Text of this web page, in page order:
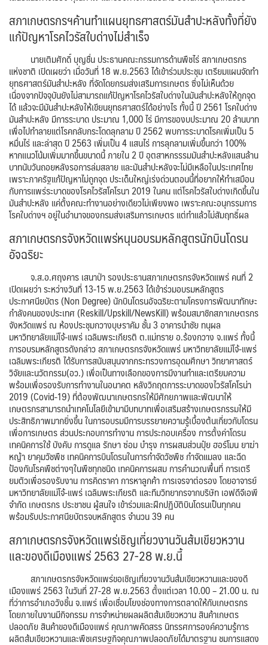
สภาเกษตรกรฯค้านทำแผนยุทธศาสตร์มันสำปะหลังทั้งที่ยัง
แก้ปัญหาโรคไวรัสใบด่างไม่สำเร็จ
นายเติมศักดิ์ บุญชื่น ประธานคณะกรรมการด้านพืชไร่ สภาเกษตรกร
แห่งชาติ เปิดเผยว่า เมื่อวันที่ 18 พ.ย.2563 ได้เข้าร่วมประชุม เตรียมแผนจัดทำ
ยุทธศาสตร์มันสำปะหลัง ที่จัดโดยกรมส่งเสริมการเกษตร ซึ่งไม่เห็นด้วย
เนื่องจากปัจจุบันยังไม่สามารถแก้ปัญหาโรคไวรัสใบด่างในมันสำปะหลังให้ถูกจุด
ได้ แล้วจะมีมันสำปะหลังให้เขียนยุทธศาสตร์ได้อย่างไร ทั้งนี้ ปี 2561 โรคใบด่าง
มันสำปะหลัง มีการระบาด ประมาณ 1,000 ไร่ มีการของบประมาณ 20 ล้านบาท
เพื่อไปทำลายแต่โรคกลับกระโดดลุกลาม ปี 2562 พบการระบาดโรคเพิ่มเป็น 5
หมื่นไร่ และล่าสุด ปี 2563 เพิ่มเป็น 4 แสนไร่ การลุกลามเพิ่มขึ้นกว่า 100%
หากแนวโน้มเพิ่มมากขึ้นขนาดนี้ ภายใน 2 ปี อุตสาหกรรรมมันสำปะหลังแสนล้าน
บาทนับวันถอยหลังรอการล่มสลาย และมันสำปะหลังจะไม่มีเหลือในประเทศไทย
เพราะภาครัฐแก้ปัญหาไม่ถูกจุด ประเด็นใหญ่เร่งด่วนตอนนี้ที่อยากให้ทำเสมือน
กับการแพร่ระบาดของโรคไวรัสโคโรนา 2019 ในคน แต่โรคไวรัสใบด่างเกิดขึ้นใน
มันสำปะหลัง แค่ตั้งคณะทำงานอย่างเดียวไม่เพียงพอ เพราะคณะอนุกรรมการ
โรคใบด่างฯ อยู่ในอำนาจของกรมส่งเสริมการเกษตร แต่ทำแล้วไม่สัมฤทธิ์ผล
สภาเกษตรกรจังหวัดแพร่หนุนอบรมหลักสูตรนักบินโดรน
อัจฉริยะ
จ.ส.อ.ศฤงคาร เสนาป่า รองประธานสภาเกษตรกรจังหวัดแพร่ คนที่ 2
เปิดเผยว่า ระหว่างวันที่ 13-15 พ.ย.2563 ได้เข้าร่วมอบรมหลักสูตร
ประกาศนียบัตร (Non Degree) นักบินโดรนอัจฉริยะตามโครงการพัฒนาทักษะ
กำลังคนของประเทศ (Reskill/Upskill/NewsKill) พร้อมสมาชิกสภาเกษตรกร
จังหวัดแพร่ ณ ห้องประชุมกวางบุษราคัม ชั้น 3 อาคารนำชัย ทนุผล
มหาวิทยาลัยแม่โจ้-แพร่ เฉลิมพระเกียรติ ต.แม่ทราย อ.ร้องกวาง จ.แพร่ ทั้งนี้
การอบรมหลักสูตรดังกล่าว สภาเกษตรกรจังหวัดแพร่ มหาวิทยาลัยแม่โจ้-แพร่
เฉลิมพระเกียรติ ได้รับการสนับสนุนจากกระทรวงการอุดมศึกษา วิทยาศาสตร์
วิจัยและนวัตกรรม(อว.) เพื่อเป็นทางเลือกของการมีงานทำและเตรียมความ
พร้อมเพื่อรองรับการทำงานในอนาคต หลังวิกฤตการระบาดของไวรัสโคโรน่า
2019 (Covid-19) ที่ต้องพัฒนาเกษตรกรให้มีศักยภาพและพัฒนาให้
เกษตรกรสามารถนำเทคโนโลยีเข้ามามีบทบาทเพื่อเสริมสร้างเกษตรกรรมให้มี
ประสิทธิภาพมากยิ่งขึ้น ในการอบรมมีการบรรยายความรู้เบื้องต้นเกี่ยวกับโดรน
เพื่อการเกษตร ส่วนประกอบการทำงาน การประกอบเครื่อง การตั้งค่าโดรน
เทคนิคการใช้ บังคับ การดูแล รักษา ซ่อม บำรุง การผสมส่วนปุ๋ย ฮอร์โมน ยาฆ่า
หญ้า ยาคุมวัชพืช เทคนิคการบินโดรนในการกำจัดวัชพืช กำจัดแมลง และฉีด
ป้องกันโรคพืชต่างๆในพืชทุกชนิด เทคนิคการผสม การคำนวณพื้นที่ การเตรี
ยมตัวเพื่อรองรับงาน การคิดราคา การหาลูกค้า การเจรจาต่อรอง โดยอาจารย์
มหาวิทยาลัยแม่โจ้-แพร่ เฉลิมพระเกียรติ และทีมวิทยากรจากบริษัท เอฟดีจีเอพี
จำกัด เกษตรกร ประชาชน ผู้สนใจ เข้าร่วมและฝึกปฏิบัติบินโดรนเป็นทุกคน
พร้อมรับประกาศนียบัตรจบหลักสูตร จำนวน 39 คน
สภาเกษตรกรจังหวัดแพร่เชิญเที่ยวงานวันส้มเขียวหวาน
และของดีเมืองแพร่ 2563 27-28 พ.ย.นี้
สภาเกษตรกรจังหวัดแพร่ขอเชิญเที่ยวงานวันส้มเขียวหวานและของดี
เมืองแพร่ 2563 ในวันที่ 27-28 พ.ย.2563 ตั้งแต่เวลา 10.00 – 21.00 น. ณ
ที่ว่าการอำเภอวังชิ้น จ.แพร่ เพื่อเชื่อมโยงช่องทางการตลาดให้กับเกษตรกร
โดยภายในงานมีกิจกรรม การจำหน่ายผลผลิตส้มเขียวหวาน สินค้าเกษตร
ปลอดภัย สินค้าของดีเมืองแพร่ คุณภาพคัดสรร นิทรรศการองค์ความรู้การ
ผลิตส้มเขียวหวานและพืชเศรษฐกิจคุณภาพปลอดภัยได้มาตรฐาน ชมการแสดง